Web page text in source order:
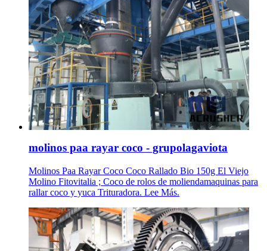
molinos paa rayar coco - grupolagaviota
Molinos Paa Rayar Coco Coco Rallado Bio 150g El Viejo
Molino Fitovitalia ; Coco de rolos de moliendamaquinas para
rallar coco y yuca Trituradora. Lee Más.